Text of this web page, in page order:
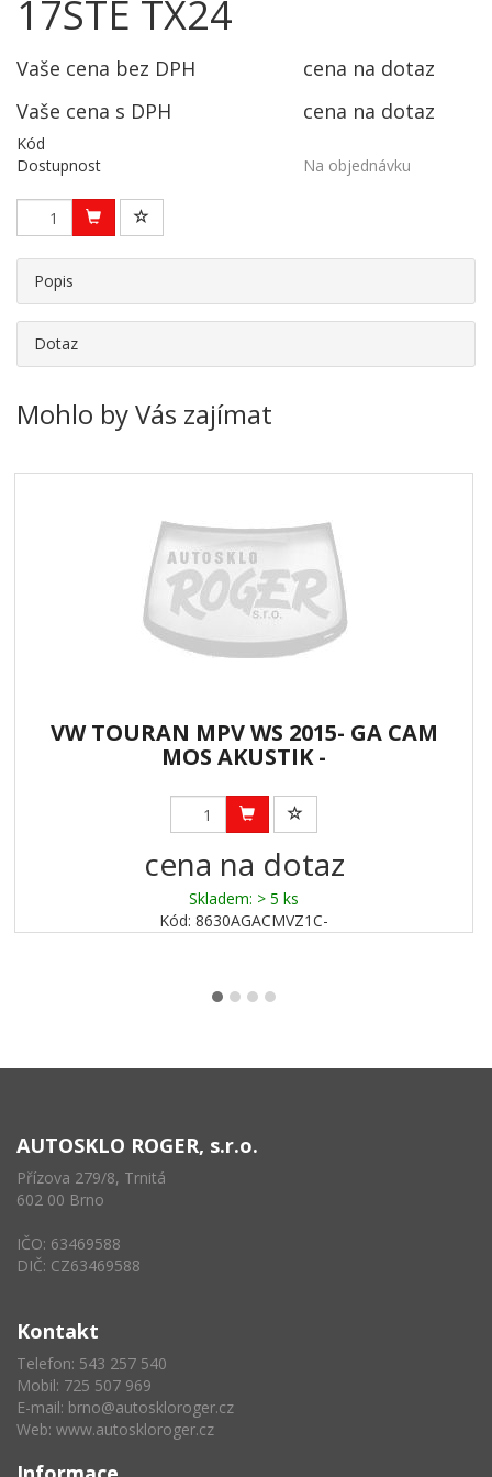
17STE TX24
Vaše cena bez DPH
cena na dotaz
Vaše cena s DPH
cena na dotaz
Kód
Dostupnost
Na objednávku
Popis
Dotaz
Mohlo by Vás zajímat
VW TOURAN MPV WS 2015- GA CAM
MOS AKUSTIK -
cena na dotaz
Skladem: > 5 ks
Kód: 8630AGACMVZ1C-
AUTOSKLO ROGER, s.r.o.
Přízova 279/8, Trnitá
602 00 Brno
IČO: 63469588
DIČ: CZ63469588
Kontakt
Telefon: 543 257 540
Mobil: 725 507 969
E-mail: brno@autoskloroger.cz
Web: www.autoskloroger.cz